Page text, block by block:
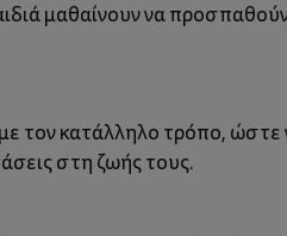
μαθαίνουν να
με τον κατάλληλο τρόπο,
στη ζωής τους.